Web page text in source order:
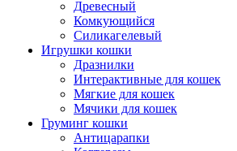
Древесный
Комкующийся
Силикагелевый
Игрушки кошки
Дразнилки
Интерактивные для кошек
Мягкие для кошек
Мячики для кошек
Груминг кошки
Антицарапки